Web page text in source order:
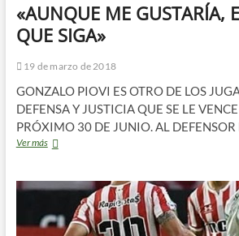
«AUNQUE ME GUSTARÍA,
QUE SIGA»
19 de marzo de 2018
GONZALO PIOVI ES OTRO DE LOS
DEFENSA Y JUSTICIA QUE SE LE
PRÓXIMO 30 DE JUNIO. AL DEFENSOR
Ver más«AUNQUE
ES
QUE
SIGA»